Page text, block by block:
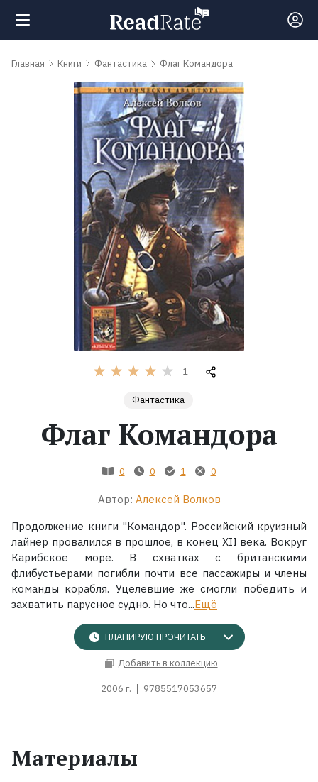
Поиск
обсуждаемые
Экранизации
Главная Книги Фантастика Флаг Командора
1
Фантастика
Флаг Командора
0 0 1 0
Автор: Алексей Волков
Продолжение книги "Командор". Российский круизный
лайнер провалился в прошлое, в конец XII века. Вокруг
Карибское море. В схватках с британскими
флибустьерами погибли почти все пассажиры и члены
команды корабля. Уцелевшие же смогли победить и
захватить парусное судно. Но что...Ещё
ПЛАНИРУЮ ПРОЧИТАТЬ
Добавить в коллекцию
2006 г. 9785517053657
Материалы